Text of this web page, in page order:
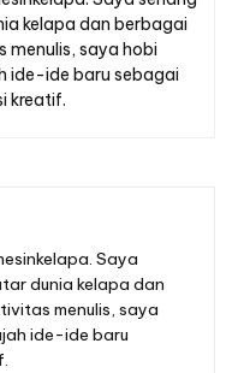
kelapa dan berbagai
menulis, saya hobi
ide-ide baru sebagai
kreatif.
Saya
dunia kelapa dan
menulis, saya
ide-ide baru